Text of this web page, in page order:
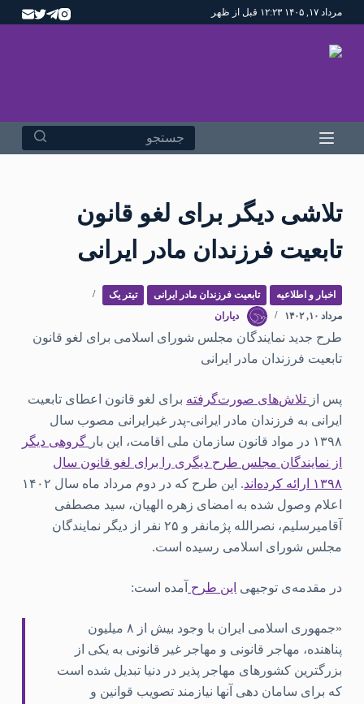
م
مرداد ۱۷, ۱۴۰۵ ۱۲:۲۳ قبل از ظهر
تلاشی دیگر برای لغو قانون
تابعیت فرزندان مادر ایرانی
اخبار و اطلاعیه تابعیت فرزندان مادر ایرانی
تیتر یک
مرداد ۱۰, ۱۴۰۲
دیاران
طرح جدید نمایندگان مجلس شورای اسلامی برای لغو قانون
تابعیت فرزندان مادر ایرانی
پس از تلاش‌های صورت‌گرفته برای لغو قانون اعطای تابعیت
ایرانی به فرزندان مادر ایرانی-پدر غیرایرانی مصوب سال
۱۳۹۸ در مواد قانون سازمان ملی اقامت، این بار
گروهی دیگر
از نمایندگان مجلس طرح دیگری را برای لغو قانون سال
۱۳۹۸ ارائه کرده‌اند
. این طرح که در دوم مرداد ماه سال ۱۴۰۲
اعلام وصول شده به امضای زهره الهیان، سید مصطفی
آقامیرسلیم، نصرالله پژمانفر و ۲۵ نفر از دیگر نمایندگان
مجلس شورای اسلامی رسیده است.
در مقدمه‌ی توجیهی این طرح آمده است:
«جمهوری اسلامی ایران با وجود بیش از ۸ میلیون
پناهنده، مهاجر قانونی و مهاجر غیر قانونی به یکی از
بزرگترین کشورهای مهاجر پذیر در دنیا تبدیل شده است
که برای سامان دهی آنها نیازمند تصویب قوانین و